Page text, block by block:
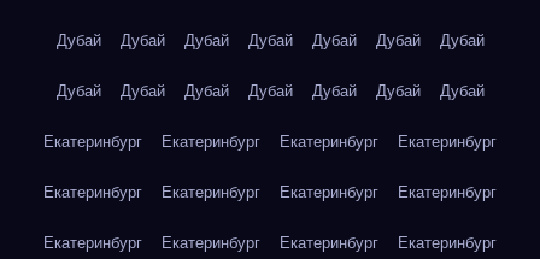
Дубай Дубай Дубай Дубай Дубай Дубай Дубай
Дубай Дубай Дубай Дубай Дубай Дубай Дубай
Екатеринбург Екатеринбург Екатеринбург Екатеринбург
Екатеринбург Екатеринбург Екатеринбург Екатеринбург
Екатеринбург Екатеринбург Екатеринбург Екатеринбург